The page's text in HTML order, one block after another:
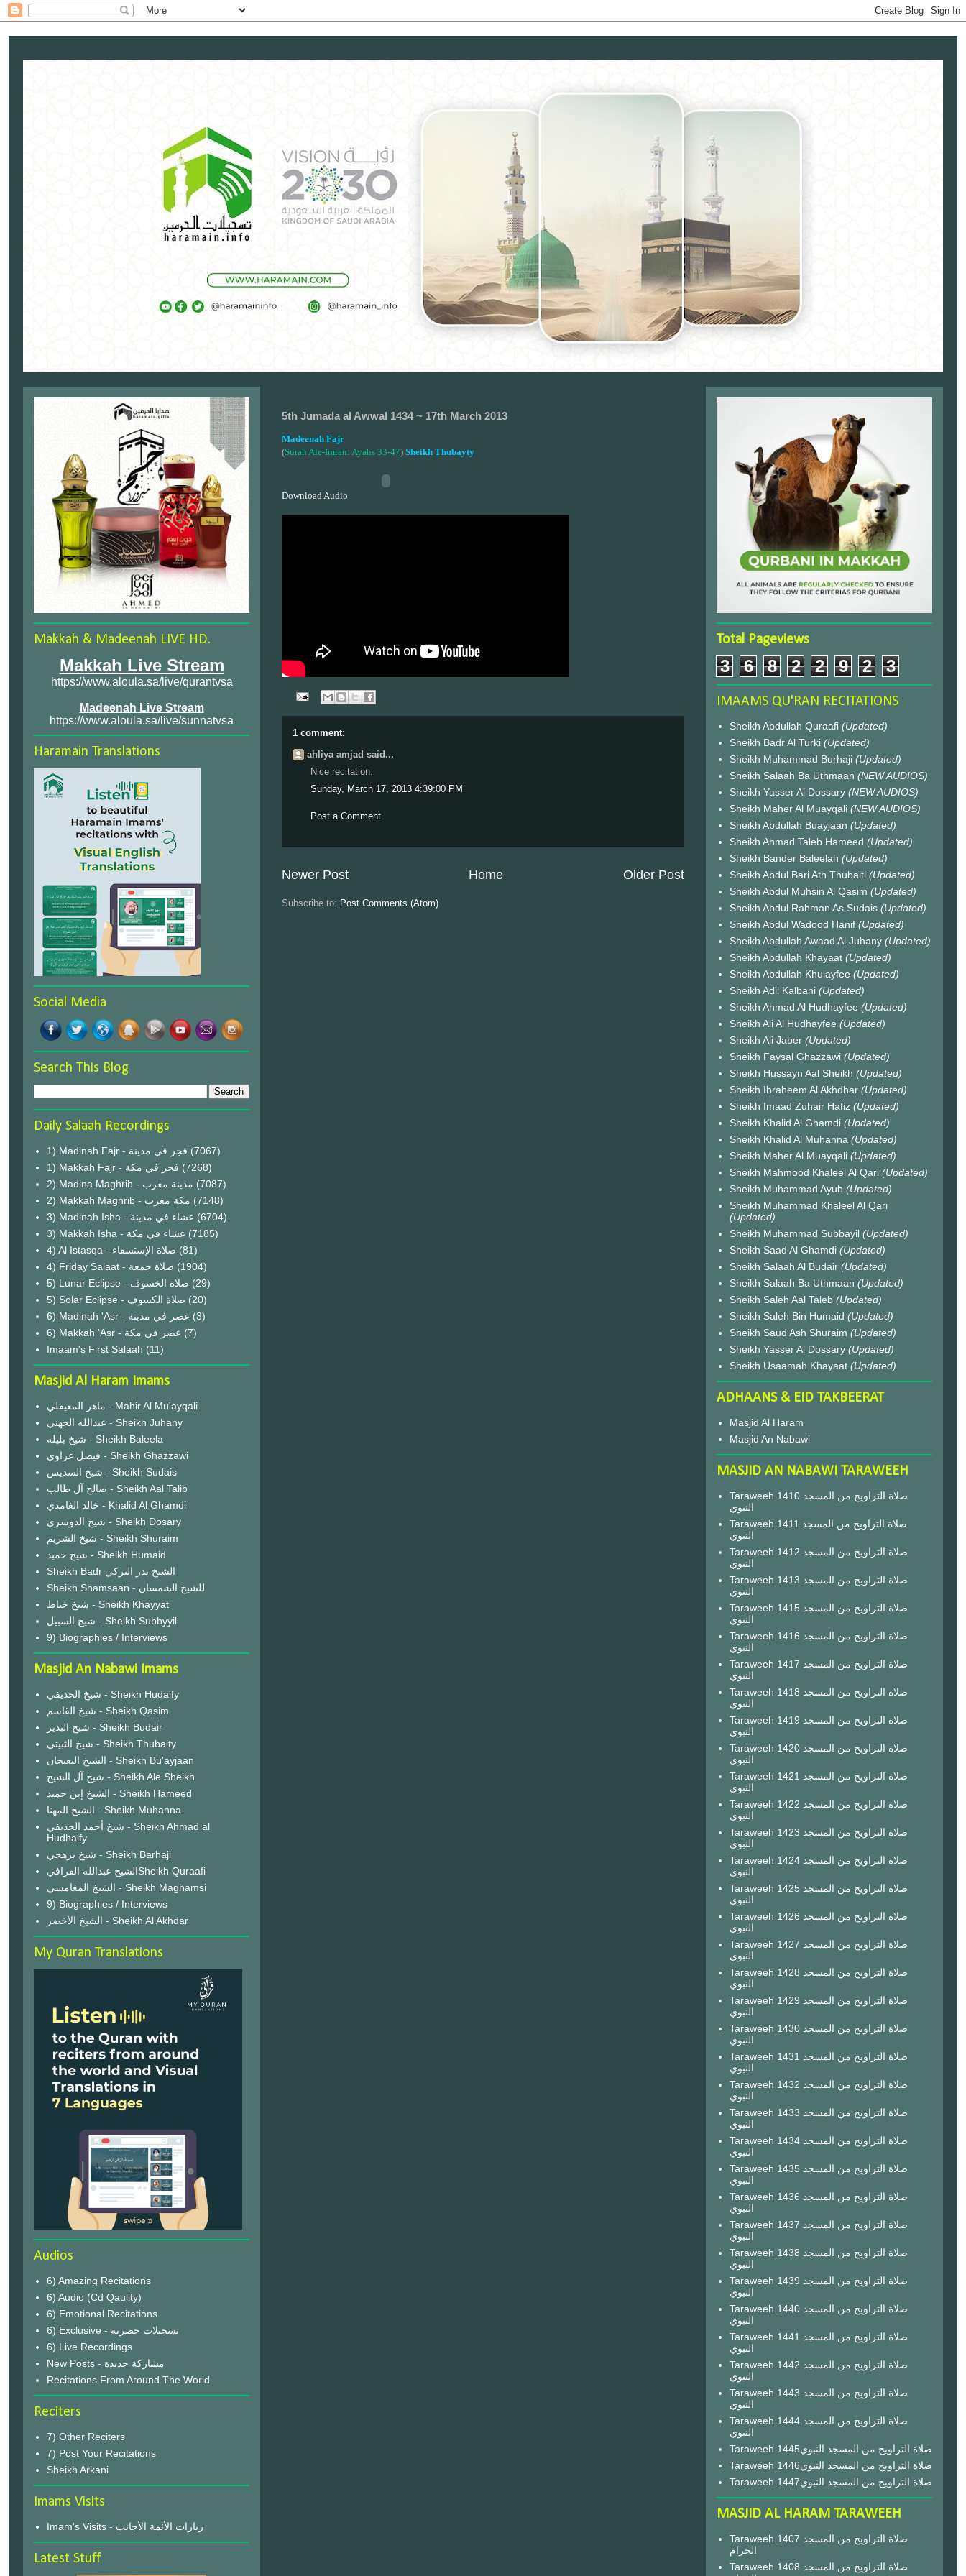
5th Jumada al Awwal 1434 ~ 17th March 2013
Madeenah Fajr
(Surah Ale-Imran: Ayahs 33-47) Sheikh Thubayty
Download Audio
1 comment:
ahliya amjad said...
Nice recitation.
Sunday, March 17, 2013 4:39:00 PM
Post a Comment
Newer Post Older Post
Home
Subscribe to: Post Comments (Atom)
Makkah & Madeenah LIVE HD.
Makkah Live Stream
https://www.aloula.sa/live/qurantvsa
Madeenah Live Stream
https://www.aloula.sa/live/sunnatvsa
Haramain Translations
Social Media
Search This Blog
Daily Salaah Recordings
1) Madinah Fajr - فجر في مدينة (7067)
1) Makkah Fajr - فجر في مكة (7268)
2) Madina Maghrib - مدينة مغرب (7087)
2) Makkah Maghrib - مكة مغرب (7148)
3) Madinah Isha - عشاء في مدينة (6704)
3) Makkah Isha - عشاء في مكة (7185)
4) Al Istasqa - صلاة الإستسقاء (81)
4) Friday Salaat - صلاة جمعة (1904)
5) Lunar Eclipse - صلاة الخسوف (29)
(20)
6) Madinah 'Asr - عصر في مدينة (3)
6) Makkah 'Asr - عصر في مكة (7)
Imaam's First Salaah (11)
Masjid Al Haram Imams
ماهر المعيقلي - Mahir Al Mu'ayqali
عبدالله الجهني - Sheikh Juhany
شيخ بليلة - Sheikh Baleela
فيصل غزاوي - Sheikh Ghazzawi
شيخ السديس - Sheikh Sudais
صالح آل طالب - Sheikh Aal Talib
خالد الغامدي - Khalid Al Ghamdi
شيخ الدوسري - Sheikh Dosary
شيخ الشريم - Sheikh Shuraim
شيخ حميد - Sheikh Humaid
Sheikh Badr الشيخ بدر التركي
Sheikh Shamsaan - للشيخ الشمسان
شيخ خياط - Sheikh Khayyat
شيخ السبيل - Sheikh Subbyyil
9) Biographies / Interviews
Masjid An Nabawi Imams
شيخ الحذيفي - Sheikh Hudaify
شيخ القاسم - Sheikh Qasim
شيخ البدير - Sheikh Budair
شيخ الثبيتي - Sheikh Thubaity
الشيخ البعيجان - Sheikh Bu'ayjaan
شيخ آل الشيخ - Sheikh Ale Sheikh
الشيخ إبن حميد - Sheikh Hameed
الشيخ المهنا - Sheikh Muhanna
شيخ أحمد الحذيفي - Sheikh Ahmad al
Hudhaify
شيخ برهجي - Sheikh Barhaji
الشيخ عبدالله القرافيSheikh Quraafi
الشيخ المغامسي - Sheikh Maghamsi
9) Biographies / Interviews
الشيخ الأخضر - Sheikh Al Akhdar
My Quran Translations
Audios
6) Amazing Recitations
6) Audio (Cd Qaulity)
6) Emotional Recitations
6) Exclusive - تسجيلات حصرية
6) Live Recordings
New Posts - مشاركة جديدة
Recitations From Around The World
Reciters
7) Other Reciters
7) Post Your Recitations
Sheikh Arkani
Imams Visits
Imam's Visits - زيارات الأئمة الأجانب
Latest Stuff
Total Pageviews
3 6 8 2 2 9 2 3
IMAAMS QU'RAN RECITATIONS
Sheikh Abdullah Quraafi (Updated)
Sheikh Badr Al Turki (Updated)
Sheikh Muhammad Burhaji (Updated)
Sheikh Salaah Ba Uthmaan (NEW AUDIOS)
Sheikh Yasser Al Dossary (NEW AUDIOS)
Sheikh Maher Al Muayqali (NEW AUDIOS)
Sheikh Abdullah Buayjaan (Updated)
Sheikh Ahmad Taleb Hameed (Updated)
Sheikh Bander Baleelah (Updated)
Sheikh Abdul Bari Ath Thubaiti (Updated)
Sheikh Abdul Muhsin Al Qasim (Updated)
Sheikh Abdul Rahman As Sudais (Updated)
Sheikh Abdul Wadood Hanif (Updated)
Sheikh Abdullah Awaad Al Juhany (Updated)
Sheikh Abdullah Khayaat (Updated)
Sheikh Abdullah Khulayfee (Updated)
Sheikh Adil Kalbani (Updated)
Sheikh Ahmad Al Hudhayfee (Updated)
Sheikh Ali Al Hudhayfee (Updated)
Sheikh Ali Jaber (Updated)
Sheikh Faysal Ghazzawi (Updated)
Sheikh Hussayn Aal Sheikh (Updated)
Sheikh Ibraheem Al Akhdhar (Updated)
Sheikh Imaad Zuhair Hafiz (Updated)
Sheikh Khalid Al Ghamdi (Updated)
Sheikh Khalid Al Muhanna (Updated)
Sheikh Maher Al Muayqali (Updated)
Sheikh Mahmood Khaleel Al Qari (Updated)
Sheikh Muhammad Ayub (Updated)
Sheikh Muhammad Khaleel Al Qari
(Updated)
Sheikh Muhammad Subbayil (Updated)
Sheikh Saad Al Ghamdi (Updated)
Sheikh Salaah Al Budair (Updated)
Sheikh Salaah Ba Uthmaan (Updated)
Sheikh Saleh Aal Taleb (Updated)
Sheikh Saleh Bin Humaid (Updated)
Sheikh Saud Ash Shuraim (Updated)
Sheikh Yasser Al Dossary (Updated)
Sheikh Usaamah Khayaat (Updated)
ADHAANS & EID TAKBEERAT
Masjid Al Haram
Masjid An Nabawi
MASJID AN NABAWI TARAWEEH
Taraweeh 1410 صلاة التراويح من المسجد
النبوي
Taraweeh 1411 صلاة التراويح من المسجد
النبوي
Taraweeh 1412 صلاة التراويح من المسجد
النبوي
Taraweeh 1413 صلاة التراويح من المسجد
النبوي
Taraweeh 1415 صلاة التراويح من المسجد
النبوي
Taraweeh 1416 صلاة التراويح من المسجد
النبوي
Taraweeh 1417 صلاة التراويح من المسجد
النبوي
Taraweeh 1418 صلاة التراويح من المسجد
النبوي
Taraweeh 1419 صلاة التراويح من المسجد
النبوي
Taraweeh 1420 صلاة التراويح من المسجد
النبوي
Taraweeh 1421 صلاة التراويح من المسجد
النبوي
Taraweeh 1422 صلاة التراويح من المسجد
النبوي
Taraweeh 1423 صلاة التراويح من المسجد
النبوي
Taraweeh 1424 صلاة التراويح من المسجد
النبوي
Taraweeh 1425 صلاة التراويح من المسجد
النبوي
Taraweeh 1426 صلاة التراويح من المسجد
النبوي
Taraweeh 1427 صلاة التراويح من المسجد
النبوي
Taraweeh 1428 صلاة التراويح من المسجد
النبوي
Taraweeh 1429 صلاة التراويح من المسجد
النبوي
Taraweeh 1430 صلاة التراويح من المسجد
النبوي
Taraweeh 1431 صلاة التراويح من المسجد
النبوي
Taraweeh 1432 صلاة التراويح من المسجد
النبوي
Taraweeh 1433 صلاة التراويح من المسجد
النبوي
Taraweeh 1434 صلاة التراويح من المسجد
النبوي
Taraweeh 1435 صلاة التراويح من المسجد
النبوي
Taraweeh 1436 صلاة التراويح من المسجد
النبوي
Taraweeh 1437 صلاة التراويح من المسجد
النبوي
Taraweeh 1438 صلاة التراويح من المسجد
النبوي
Taraweeh 1439 صلاة التراويح من المسجد
النبوي
Taraweeh 1440 صلاة التراويح من المسجد
النبوي
Taraweeh 1441 صلاة التراويح من المسجد
النبوي
Taraweeh 1442 صلاة التراويح من المسجد
النبوي
Taraweeh 1443 صلاة التراويح من المسجد
النبوي
Taraweeh 1444 صلاة التراويح من المسجد
النبوي
Taraweeh 1445صلاة التراويح من المسجد النبوي
Taraweeh 1446صلاة التراويح من المسجد النبوي
Taraweeh 1447صلاة التراويح من المسجد النبوي
MASJID AL HARAM TARAWEEH
Taraweeh 1407 صلاة التراويح من المسجد
الحرام
Taraweeh 1408 صلاة التراويح من المسجد